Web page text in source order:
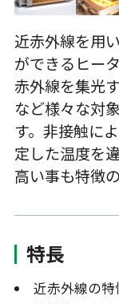
近赤外線を用
ができるヒー
赤外線を集光
など様々な対
す。非接触に
定した温度を
高い事も特徴
特長
近赤外線の